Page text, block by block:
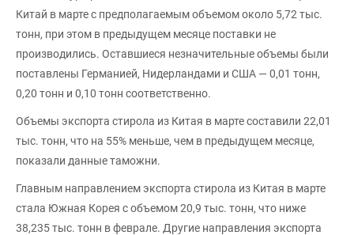
Китай в марте с предполагаемым объемом около 5,72 тыс.
тонн, при этом в предыдущем месяце поставки не
производились. Оставшиеся незначительные объемы были
поставлены Германией, Нидерландами и США — 0,01 тонн,
0,20 тонн и 0,10 тонн соответственно.
Объемы экспорта стирола из Китая в марте составили 22,01
тыс. тонн, что на 55% меньше, чем в предыдущем месяце,
показали данные таможни.
Главным направлением экспорта стирола из Китая в марте
стала Южная Корея с объемом 20,9 тыс. тонн, что ниже
38,235 тыс. тонн в феврале. Другие направления экспорта